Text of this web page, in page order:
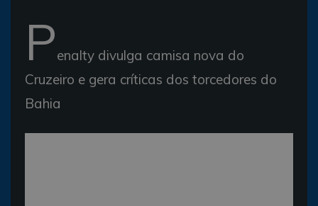
Penalty divulga camisa nova do
Cruzeiro e gera críticas dos torcedores do
Bahia